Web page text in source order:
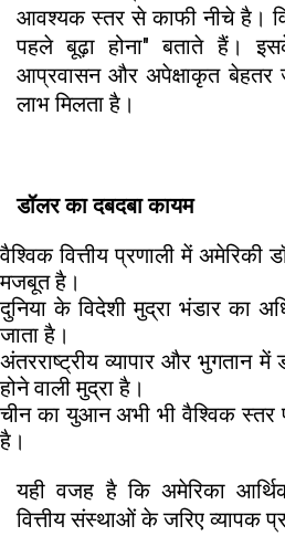
आवश्यक स्तर से काफी नीचे है।
पहले बूढ़ा होना" बताते हैं।
आप्रवासन और अपेक्षाकृत बेहतर
लाभ मिलता है।
डॉलर का दबदबा कायम
वैश्विक वित्तीय प्रणाली में
मजबूत है।
दुनिया के विदेशी मुद्रा भंडार का
जाता है।
अंतरराष्ट्रीय व्यापार और भुगतान
होने वाली मुद्रा है।
चीन का युआन अभी भी वैश्विक स्तर
है।
यही वजह है कि अमेरिका
वित्तीय संस्थाओं के जरिए व्यापक